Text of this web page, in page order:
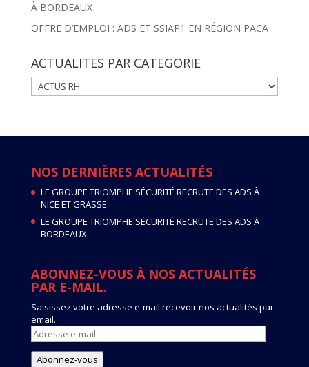
À BORDEAUX
OFFRE D’EMPLOI : ADS ET SSIAP1 EN RÉGION PACA
ACTUALITES PAR CATEGORIE
ACTUALITES
PAR
NOS DERNIÈRES ACTUALITÉS
LE GROUPE TRIOMPHE SÉCURITÉ RECRUTE DES ADS À
NICE ET GRASSE
LE GROUPE TRIOMPHE SÉCURITÉ RECRUTE DES ADS À
BORDEAUX
ABONNEZ-VOUS À NOS ACTUALITÉS
PAR E-MAIL.
Saisissez votre adresse e-mail recevoir nos actualités par
email.
Adresse
e-
mail
Abonnez-vous